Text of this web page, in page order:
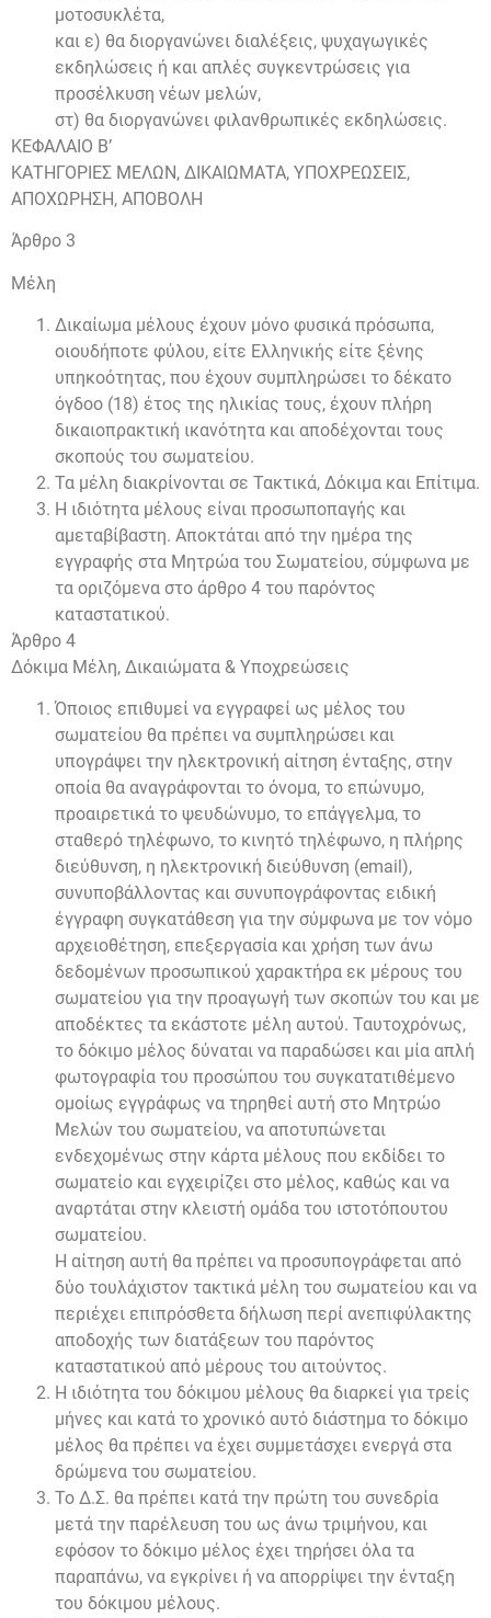
μοτοσυκλέτα,
και ε) θα διοργανώνει διαλέξεις, ψυχαγωγικές
εκδηλώσεις ή και απλές συγκεντρώσεις για
προσέλκυση νέων μελών,
στ) θα διοργανώνει φιλανθρωπικές εκδηλώσεις.
ΚΕΦΑΛΑΙΟ Β’
ΚΑΤΗΓΟΡΙΕΣ ΜΕΛΩΝ, ΔΙΚΑΙΩΜΑΤΑ, ΥΠΟΧΡΕΩΣΕΙΣ,
ΑΠΟΧΩΡΗΣΗ, ΑΠΟΒΟΛΗ
Άρθρο 3
Μέλη
Δικαίωμα μέλους έχουν μόνο φυσικά πρόσωπα,
οιουδήποτε φύλου, είτε Ελληνικής είτε ξένης
υπηκοότητας, που έχουν συμπληρώσει το δέκατο
όγδοο (18) έτος της ηλικίας τους, έχουν πλήρη
δικαιοπρακτική ικανότητα και αποδέχονται τους
σκοπούς του σωματείου.
Τα μέλη διακρίνονται σε Τακτικά, Δόκιμα και Επίτιμα.
Η ιδιότητα μέλους είναι προσωποπαγής και
αμεταβίβαστη. Αποκτάται από την ημέρα της
εγγραφής στα Μητρώα του Σωματείου, σύμφωνα με
τα οριζόμενα στο άρθρο 4 του παρόντος
καταστατικού.
Άρθρο 4
Δόκιμα Μέλη, Δικαιώματα & Υποχρεώσεις
Όποιος επιθυμεί να εγγραφεί ως μέλος του
σωματείου θα πρέπει να συμπληρώσει και
υπογράψει την ηλεκτρονική αίτηση ένταξης, στην
οποία θα αναγράφονται το όνομα, το επώνυμο,
προαιρετικά το ψευδώνυμο, το επάγγελμα, το
σταθερό τηλέφωνο, το κινητό τηλέφωνο, η πλήρης
διεύθυνση, η ηλεκτρονική διεύθυνση (email),
συνυποβάλλοντας και συνυπογράφοντας ειδική
έγγραφη συγκατάθεση για την σύμφωνα με τον νόμο
αρχειοθέτηση, επεξεργασία και χρήση των άνω
δεδομένων προσωπικού χαρακτήρα εκ μέρους του
σωματείου για την προαγωγή των σκοπών του και με
αποδέκτες τα εκάστοτε μέλη αυτού. Ταυτοχρόνως,
το δόκιμο μέλος δύναται να παραδώσει και μία απλή
φωτογραφία του προσώπου του συγκατατιθέμενο
ομοίως εγγράφως να τηρηθεί αυτή στο Μητρώο
Μελών του σωματείου, να αποτυπώνεται
ενδεχομένως στην κάρτα μέλους που εκδίδει το
σωματείο και εγχειρίζει στο μέλος, καθώς και να
αναρτάται στην κλειστή ομάδα του ιστοτόπουτου
σωματείου.
Η αίτηση αυτή θα πρέπει να προσυπογράφεται από
δύο τουλάχιστον τακτικά μέλη του σωματείου και να
περιέχει επιπρόσθετα δήλωση περί ανεπιφύλακτης
αποδοχής των διατάξεων του παρόντος
καταστατικού από μέρους του αιτούντος.
Η ιδιότητα του δόκιμου μέλους θα διαρκεί για τρείς
μήνες και κατά το χρονικό αυτό διάστημα το δόκιμο
μέλος θα πρέπει να έχει συμμετάσχει ενεργά στα
δρώμενα του σωματείου.
Το Δ.Σ. θα πρέπει κατά την πρώτη του συνεδρία
μετά την παρέλευση του ως άνω τριμήνου, και
εφόσον το δόκιμο μέλος έχει τηρήσει όλα τα
παραπάνω, να εγκρίνει ή να απορρίψει την ένταξη
του δόκιμου μέλους.